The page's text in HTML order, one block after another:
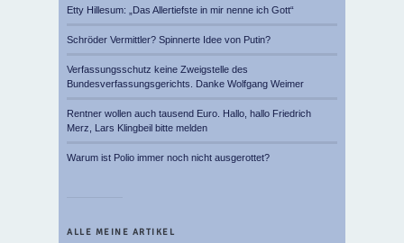
Etty Hillesum: „Das Allertiefste in mir nenne ich Gott“
Schröder Vermittler? Spinnerte Idee von Putin?
Verfassungsschutz keine Zweigstelle des
Bundesverfassungsgerichts. Danke Wolfgang Weimer
Rentner wollen auch tausend Euro. Hallo, hallo Friedrich
Merz, Lars Klingbeil bitte melden
Warum ist Polio immer noch nicht ausgerottet?
ALLE MEINE ARTIKEL